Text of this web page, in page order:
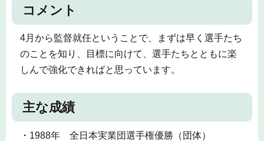
コメント
4月から監督就任ということで、まずは早く選手たち
のことを知り、目標に向けて、選手たちとともに楽
しんで強化できればと思っています。
主な成績
・1988年 全日本実業団選手権優勝（団体）